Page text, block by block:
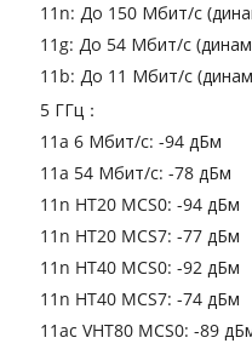
11n: До 150 Мбит/с
11g: До 54 Мбит/с
11b: До 11 Мбит/с
5 ГГц：
11a 6 Мбит/с: -94 дБм
11a 54 Мбит/с: -78 дБм
11n HT20 MCS0: -94 дБм
11n HT20 MCS7: -77 дБм
11n HT40 MCS0: -92 дБм
11n HT40 MCS7: -74 дБм
11ac VHT80 MCS0: -89